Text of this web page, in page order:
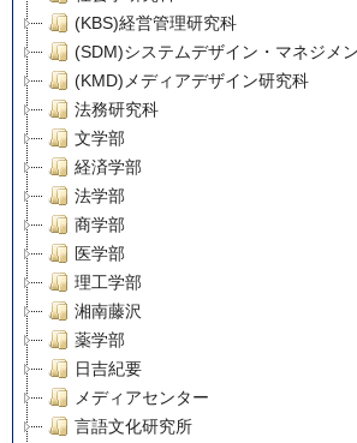
(KBS)経営管理研究科
(SDM)システムデザイン・マネジメ
(KMD)メディアデザイン研究科
法務研究科
文学部
経済学部
法学部
商学部
医学部
理工学部
湘南藤沢
薬学部
日吉紀要
メディアセンター
言語文化研究所